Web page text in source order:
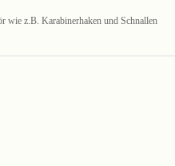
wie z.B. Karabinerhaken und Schnallen